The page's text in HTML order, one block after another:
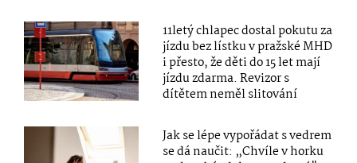
11letý chlapec dostal pokutu za
jízdu bez lístku v pražské MHD
i přesto, že děti do 15 let mají
jízdu zdarma. Revizor s
dítětem neměl slitování
Jak se lépe vypořádat s vedrem
se dá naučit: „Chvíle v horku